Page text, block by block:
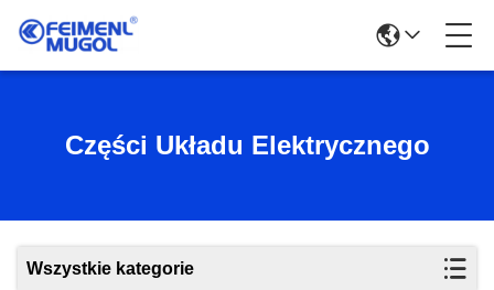
Części Układu Elektrycznego
Wszystkie kategorie